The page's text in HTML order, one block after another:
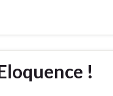
!